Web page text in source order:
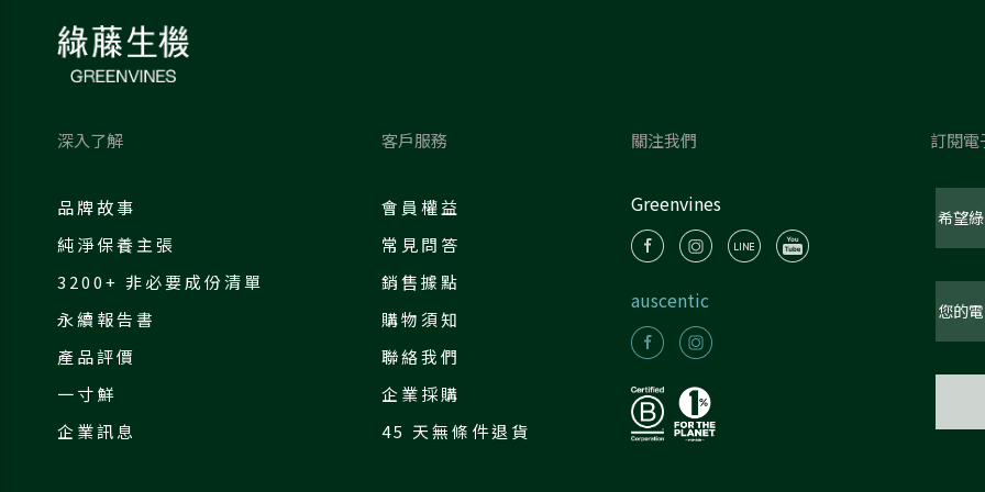
深入了解
品牌故事
純淨保養主張
3200+ 非必要成份清單
永續報告書
產品評價
一寸鮮
企業訊息
客戶服務
會員權益
常見問答
銷售據點
購物須知
聯絡我們
企業採購
45 天無條件退貨
關注我們
Greenvines
auscentic
訂閱電